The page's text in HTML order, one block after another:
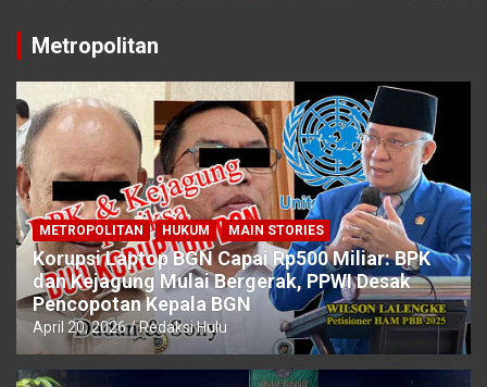
Metropolitan
METROPOLITAN HUKUM MAIN STORIES
Korupsi Laptop BGN Capai Rp500 Miliar: BPK
dan Kejagung Mulai Bergerak, PPWI Desak
Pencopotan Kepala BGN
April 20, 2026 Redaksi Hulu